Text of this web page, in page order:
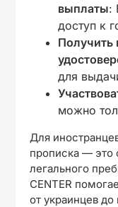
выплаты:
доступ к
Получить
для
можно
Для
прописка — это
легального
CENTER
от украинцев